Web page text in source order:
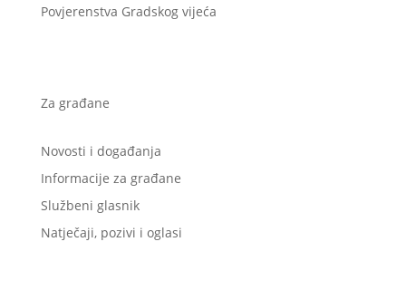
Povjerenstva Gradskog vijeća
Za građane
Novosti i događanja
Informacije za građane
Službeni glasnik
Natječaji, pozivi i oglasi